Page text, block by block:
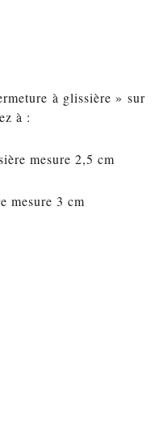
à glissière » sur
à :
mesure 2,5 cm
mesure 3 cm